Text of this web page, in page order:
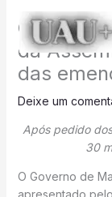
para
conteúdo
Governo
da
das
Deixe um
Após pedido
30
O Governo de
apresentado